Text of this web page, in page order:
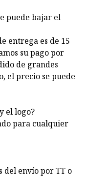
puede bajar el
entrega es de 15
su pago por
de grandes
el precio se puede
el logo?
para cualquier
del envío por TT o